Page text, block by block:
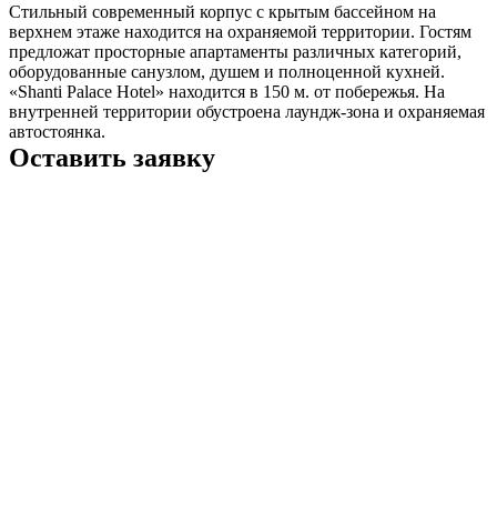
Стильный современный корпус с крытым бассейном на
верхнем этаже находится на охраняемой территории. Гостям
предложат просторные апартаменты различных категорий,
оборудованные санузлом, душем и полноценной кухней.
«Shanti Palace Hotel» находится в 150 м. от побережья. На
внутренней территории обустроена лаундж-зона и охраняемая
автостоянка.
Оставить заявку